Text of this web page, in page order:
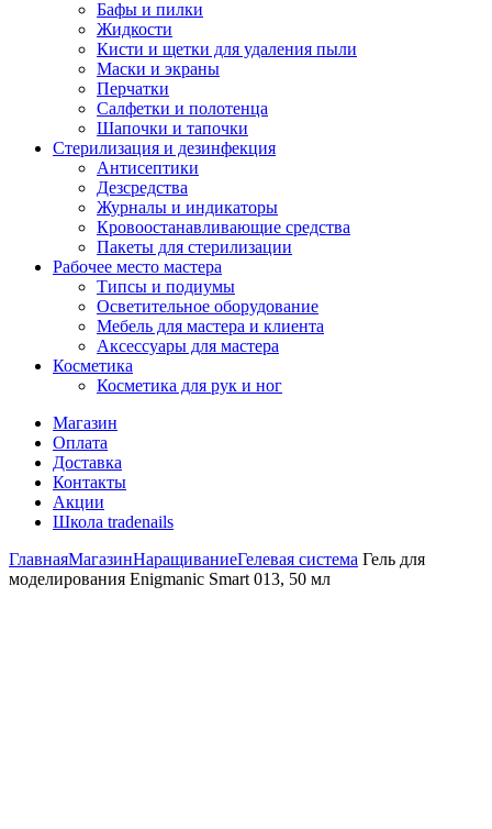
Бафы и пилки
Жидкости
Кисти и щетки для удаления пыли
Маски и экраны
Перчатки
Салфетки и полотенца
Шапочки и тапочки
Стерилизация и дезинфекция
Антисептики
Дезсредства
Журналы и индикаторы
Кровоостанавливающие средства
Пакеты для стерилизации
Рабочее место мастера
Типсы и подиумы
Осветительное оборудование
Мебель для мастера и клиента
Аксессуары для мастера
Косметика
Косметика для рук и ног
Магазин
Оплата
Доставка
Контакты
Акции
Школа tradenails
ГлавнаяМагазинНаращиваниеГелевая система Гель для
моделирования Enigmanic Smart 013, 50 мл